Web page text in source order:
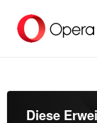
Hauptinhalt
springen
Diese